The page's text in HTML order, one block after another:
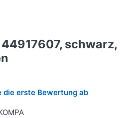
schwarz,
die erste Bewertung ab